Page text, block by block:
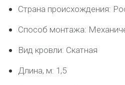
Страна происхождения:
Способ монтажа:
Вид кровли: Скатная
Длина, м: 1,5